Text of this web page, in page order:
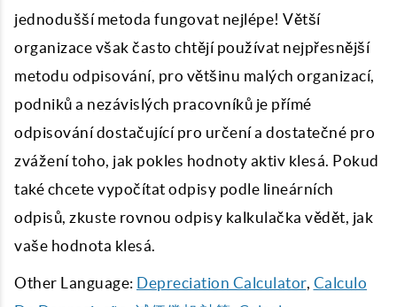
jednodušší metoda fungovat nejlépe! Větší
organizace však často chtějí používat nejpřesnější
metodu odpisování, pro většinu malých organizací,
podniků a nezávislých pracovníků je přímé
odpisování dostačující pro určení a dostatečné pro
zvážení toho, jak pokles hodnoty aktiv klesá. Pokud
také chcete vypočítat odpisy podle lineárních
odpisů, zkuste rovnou odpisy kalkulačka vědět, jak
vaše hodnota klesá.
Other Language: Depreciation Calculator, Calculo